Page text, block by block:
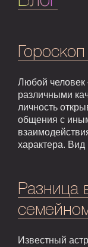
Любой человек
различными
личность
общения с
характера. Вид
Разница
Известный